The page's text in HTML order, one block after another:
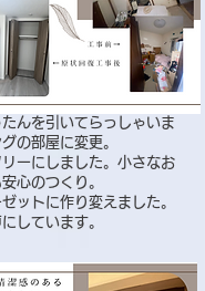
んを引いてらっしゃいま
の部屋に変更。
ーにしました。小さなお
心のつくり。
ットに作り変えました。
しています。